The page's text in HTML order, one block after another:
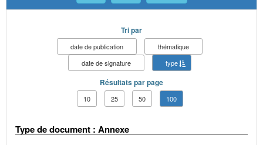
Tri par
date de publication
thématique
date de signature
type
Résultats par page
10 25 50 100
Type de document : Annexe